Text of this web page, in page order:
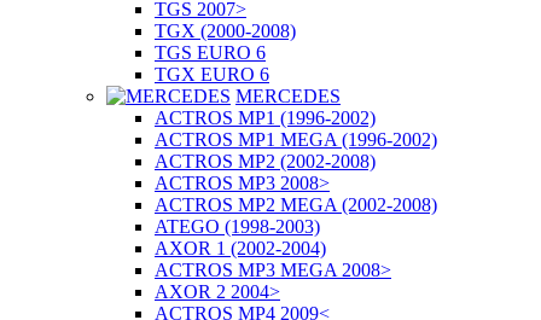
TGS 2007>
TGX (2000-2008)
TGS EURO 6
TGX EURO 6
MERCEDES
ACTROS MP1 (1996-2002)
ACTROS MP1 MEGA (1996-2002)
ACTROS MP2 (2002-2008)
ACTROS MP3 2008>
ACTROS MP2 MEGA (2002-2008)
ATEGO (1998-2003)
AXOR 1 (2002-2004)
ACTROS MP3 MEGA 2008>
AXOR 2 2004>
ACTROS MP4 2009<